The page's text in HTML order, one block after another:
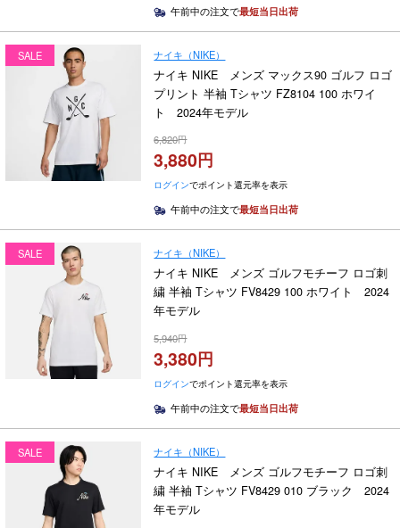
午前中の注文で最短当日出荷
SALE ナイキ（NIKE）
ナイキ NIKE メンズ マックス90 ゴルフ ロゴ
プリント 半袖 Tシャツ FZ8104 100 ホワイ
ト 2024年モデル
6,820
3,880
ログインでポイント還元率を表示
午前中の注文で最短当日出荷
SALE ナイキ（NIKE）
ナイキ NIKE メンズ ゴルフモチーフ ロゴ刺
繍 半袖 Tシャツ FV8429 100 ホワイト 2024
年モデル
5,940
3,380
ログインでポイント還元率を表示
午前中の注文で最短当日出荷
SALE ナイキ（NIKE）
ナイキ NIKE メンズ ゴルフモチーフ ロゴ刺
繍 半袖 Tシャツ FV8429 010 ブラック 2024
年モデル